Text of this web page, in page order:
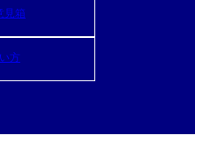
見箱
方